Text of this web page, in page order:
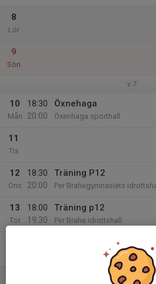
8
Lör
9
Sön
v.7
10
Mån
18:30
20:00
Öxnehaga
Öxenhaga sporthall
11
Tis
12
Ons
18:30
20:00
Träning P12
Per Brahegymnasiets
13
Tor
18:00
19:30
Träning p12
Per Brahe idrottshall